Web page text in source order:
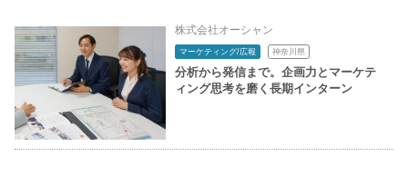
株式会社オーシャン
マーケティング/広報 神奈川県
分析から発信まで。企画力とマーケテ
ィング思考を磨く長期インターン